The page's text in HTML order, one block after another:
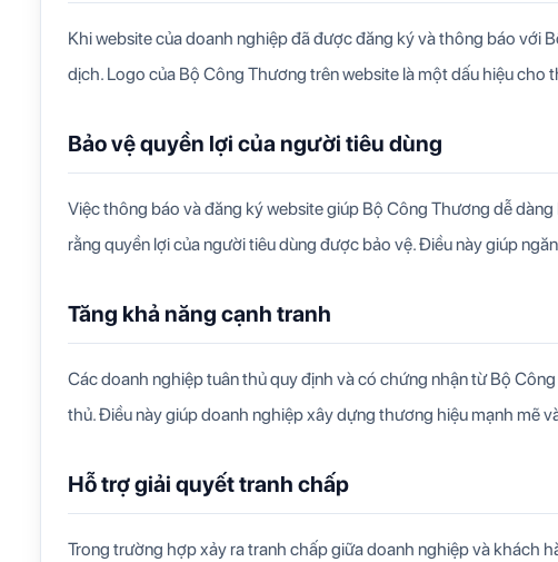
Khi website của doanh nghiệp đã được đăng ký và thông báo với
dịch. Logo của Bộ Công Thương trên website là một dấu hiệu
Bảo vệ quyền lợi của người tiêu dùng
Việc thông báo và đăng ký website giúp Bộ Công Thương dễ
rằng quyền lợi của người tiêu dùng được bảo vệ. Điều này giúp
Tăng khả năng cạnh tranh
Các doanh nghiệp tuân thủ quy định và có chứng nhận từ Bộ
thủ. Điều này giúp doanh nghiệp xây dựng thương hiệu mạnh mẽ
Hỗ trợ giải quyết tranh chấp
Trong trường hợp xảy ra tranh chấp giữa doanh nghiệp và khách